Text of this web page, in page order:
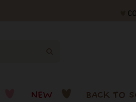
NEW BACK TO